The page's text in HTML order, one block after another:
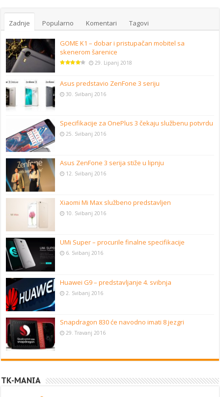
Zadnje Popularno Komentari Tagovi
GOME K1 – dobar i pristupačan mobitel sa
skenerom šarenice
29. Lipanj 2018
Asus predstavio ZenFone 3 seriju
30. Svibanj 2016
Specifikacije za OnePlus 3 čekaju službenu potvrdu
25. Svibanj 2016
Asus ZenFone 3 serija stiže u lipnju
12. Svibanj 2016
Xiaomi Mi Max službeno predstavljen
10. Svibanj 2016
UMi Super – procurile finalne specifikacije
6. Svibanj 2016
Huawei G9 – predstavljanje 4. svibnja
2. Svibanj 2016
Snapdragon 830 će navodno imati 8 jezgri
29. Travanj 2016
TK-MANIA